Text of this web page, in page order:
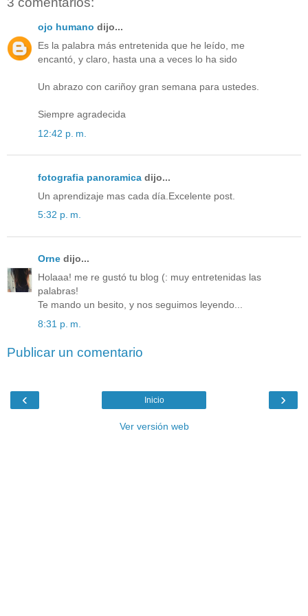
ojo humano dijo...
Es la palabra más entretenida que he leído, me
encantó, y claro, hasta una a veces lo ha sido
Un abrazo con cariñoy gran semana para ustedes.
Siempre agradecida
12:42 p. m.
fotografia panoramica dijo...
Un aprendizaje mas cada día.Excelente post.
5:32 p. m.
Orne dijo...
Holaaa! me re gustó tu blog (: muy entretenidas las
palabras!
Te mando un besito, y nos seguimos leyendo...
8:31 p. m.
Publicar un comentario
‹ ›
Inicio
Ver versión web